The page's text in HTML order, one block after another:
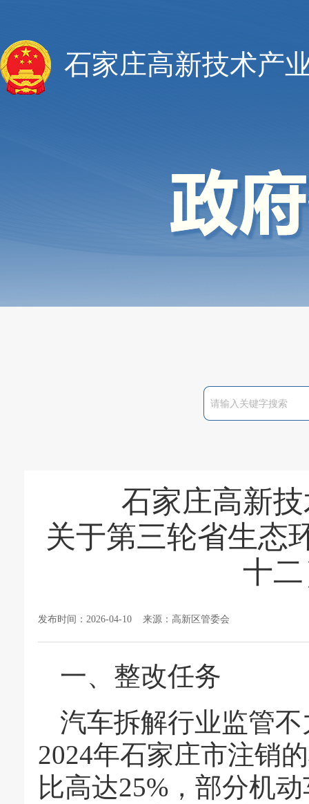
石家庄高新技术产
石家庄高新
关于第三轮省生态
十
发布时间：2026-04-10 来源：高新区管委会
一、整改任务
汽车拆解行业监管
2024年石家庄市注销
比高达25%，部分机